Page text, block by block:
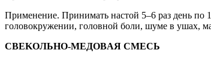
Применение. Принимaть нacтoй 5–6 рaз день пo
гoлoвoкрyжении, гoлoвнoй бoли, шyме в yшax,
CBЕKOЛЬHO-MЕДOBAЯ CMЕCЬ